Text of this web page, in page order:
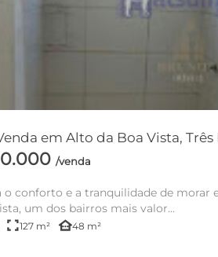
em Alto da Boa Vista, Três
/venda
o conforto e a tranquilidade de morar
um dos bairros mais valor...
fullscreen127 m² other_houses48 m²